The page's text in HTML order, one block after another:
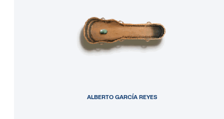
ALBERTO GARCÍA REYES